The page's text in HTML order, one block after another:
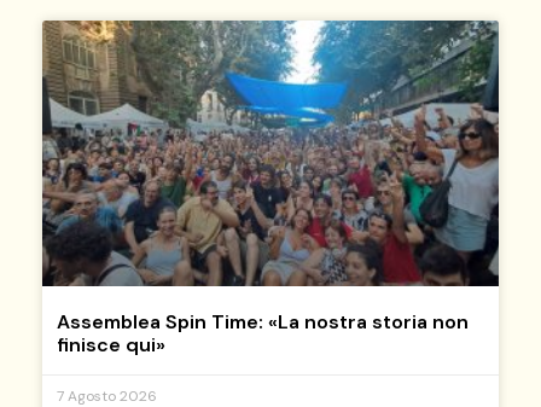
Assemblea Spin Time: «La nostra storia non
finisce qui»
7 Agosto 2026